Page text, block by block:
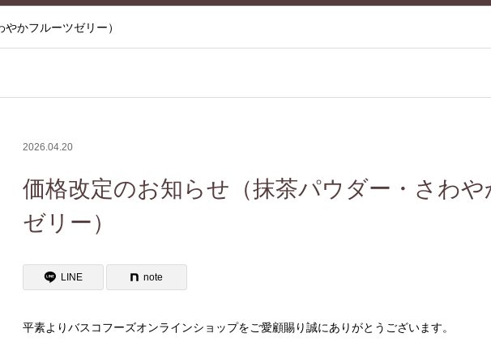
かフルーツゼリー）
2026.04.20
価格改定のお知らせ（抹茶パウダー・さわや
ゼリー）
LINE note
平素よりバスコフーズオンラインショップをご愛顧賜り誠にありがとうございます。